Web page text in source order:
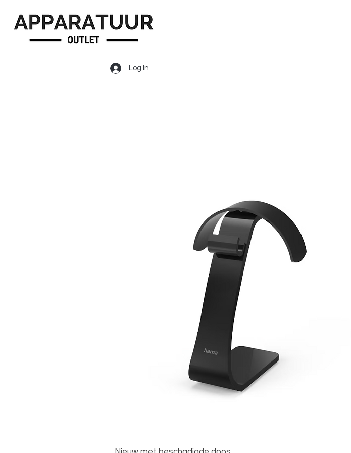
Log In